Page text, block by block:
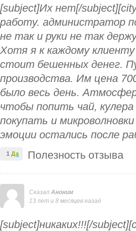
[subject]Их нет[/
работу. администратор
не так и руки не так
Хотя я к каждому
стоит бешенных денег.
производства. Им цена
было весь день.
чтобы попить чай,
покупать и
эмоции остались после
Полезность отзыва
1 Да
Сказал Аноним
13 лет и 8 месяцев назад
[subject]никаких!!![/